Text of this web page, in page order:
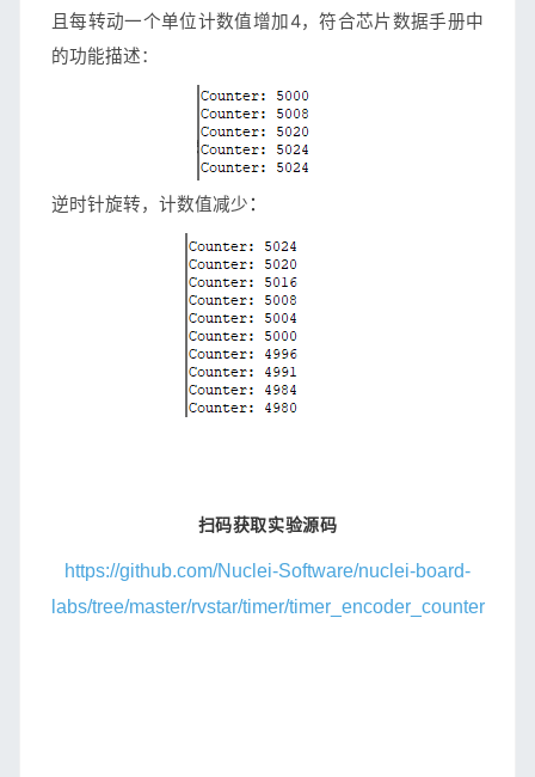
且每转动一个单位计数值增加4，符合芯片数据手册中
的功能描述：
逆时针旋转，计数值减少 ：
扫码获取实验源码
https://github.com/Nuclei-Software/nuclei-board-
labs/tree/master/rvstar/timer/timer_encoder_counter